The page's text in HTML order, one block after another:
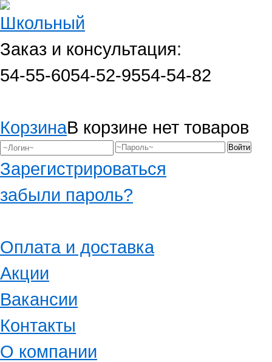
Заказ и консультация:
54-55-6054-52-9554-54-82
КорзинаВ корзине нет товаров
Зарегистрироваться
забыли пароль?
Оплата и доставка
Акции
Вакансии
Контакты
О компании